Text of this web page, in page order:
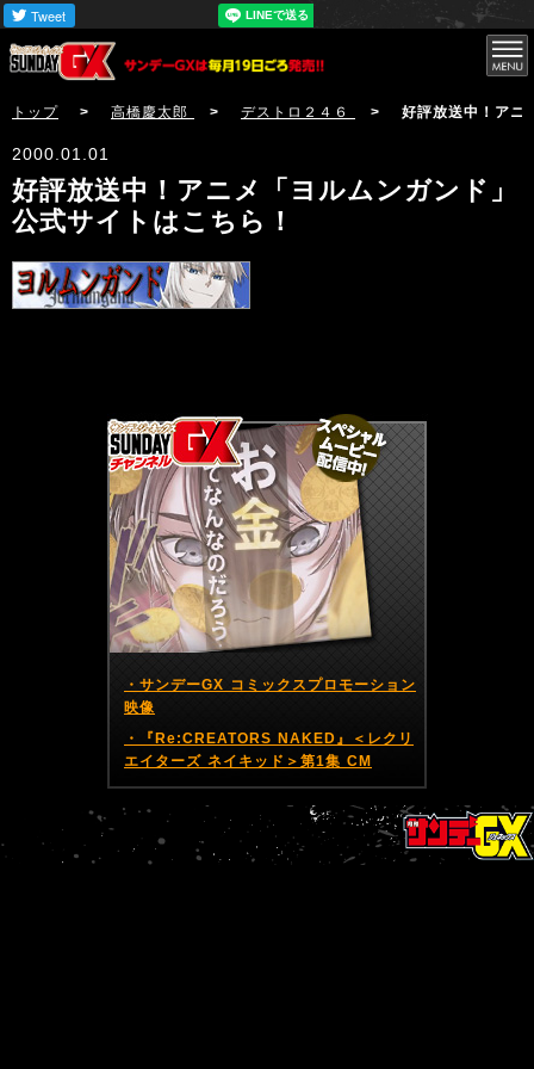
トップ > 高橋慶太郎 > デストロ２４６ > 好評放送中！アニメ
2000.01.01
好評放送中！アニメ「ヨルムンガンド」
公式サイトはこちら！
サンデーGX
・サンデーGX コミックスプロモーション
映像
・『Re:CREATORS NAKED』＜レクリ
エイターズ ネイキッド＞第1集 CM